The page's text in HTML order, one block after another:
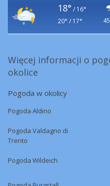
18° / 16°
20° / 17°
Więcej informacji o
okolice
Pogoda w okolicy
Pogoda Aldino
Pogoda Valdagno di
Trento
Pogoda Wildeich